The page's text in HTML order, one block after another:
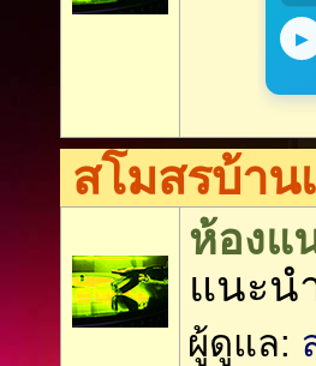
สโมสรบ้าน
ห้องแ
แนะน
ผู้ดูแล: